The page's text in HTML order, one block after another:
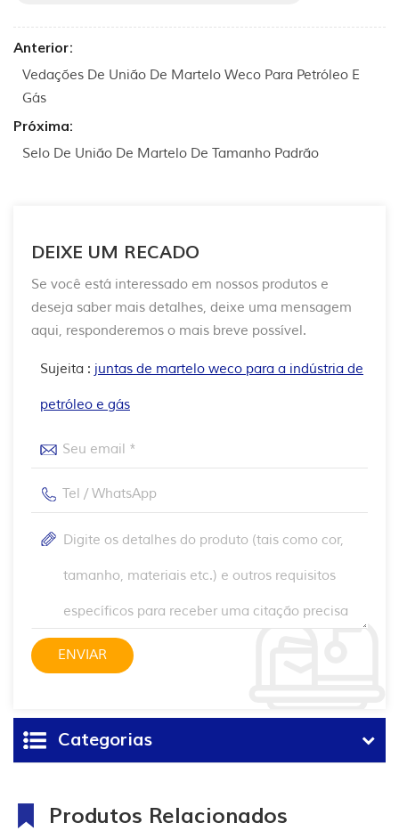
Anterior:
Vedações De União De Martelo Weco Para Petróleo E
Gás
Próxima:
Selo De União De Martelo De Tamanho Padrão
DEIXE UM RECADO
Se você está interessado em nossos produtos e
deseja saber mais detalhes, deixe uma mensagem
aqui, responderemos o mais breve possível.
Sujeita : juntas de martelo weco para a indústria de
petróleo e gás
Categorias
Produtos Relacionados